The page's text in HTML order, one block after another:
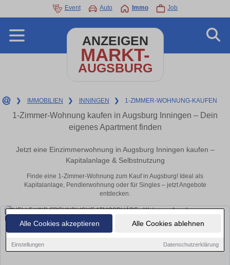
Alle Cookies akzeptieren Alle Cookies ablehnen
Einstellungen Datenschutzerklärung
Event Auto Immo Job
ANZEIGEN
MARKT-
AUGSBURG
❯ IMMOBILIEN ❯ INNINGEN ❯ 1-ZIMMER-WOHNUNG-KAUFEN
1-Zimmer-Wohnung kaufen in Augsburg Inningen – Dein
eigenes Apartment finden
Jetzt eine Einzimmerwohnung in Augsburg Inningen kaufen –
Kapitalanlage & Selbstnutzung
Finde eine 1-Zimmer-Wohnung zum Kauf in Augsburg! Ideal als
Kapitalanlage, Pendlerwohnung oder für Singles – jetzt Angebote
entdecken.